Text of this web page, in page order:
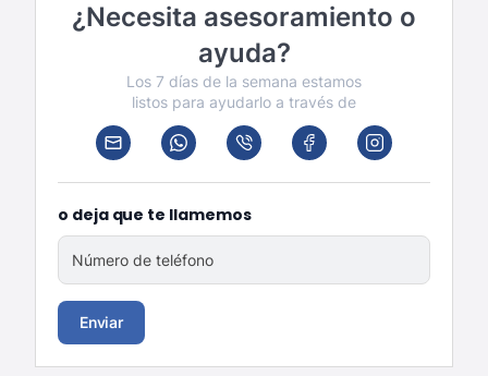
¿Necesita asesoramiento o
ayuda?
Los 7 días de la semana estamos
listos para ayudarlo a través de
o deja que te llamemos
Número de teléfono
Enviar